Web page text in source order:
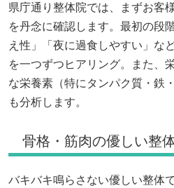
県庁通り整体院では、まずお客
を丹念に確認します。最初の段
え性」「夜に過食しやすい」な
を一つずつヒアリング。また、
な栄養素（特にタンパク質・鉄
も分析します。
骨格・筋肉の優しい整
バキバキ鳴らさない優しい整体